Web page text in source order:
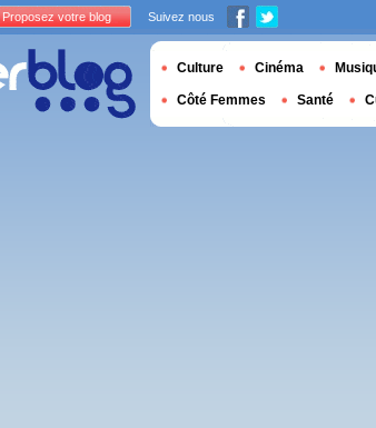
Proposez votre blog Suivez nous
Culture Cinéma
Côté Femmes Santé